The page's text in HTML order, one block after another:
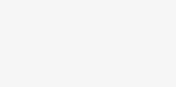
Monnet (IMT Mines Saint Etienne)